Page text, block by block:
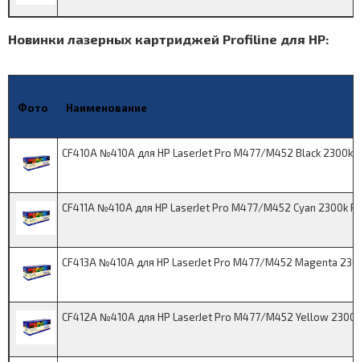
Новинки лазерных картриджей Profiline для HP:
Фото Наименование
CF410A №410A для HP LaserJet Pro M477/M452 Black 2300k
CF411A №410A для HP LaserJet Pro M477/M452 Cyan 2300k
CF413A №410A для HP LaserJet Pro M477/M452 Magenta
CF412A №410A для HP LaserJet Pro M477/M452 Yellow